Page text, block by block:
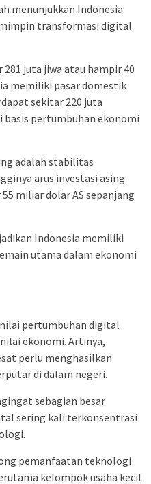
menunjukkan Indonesia
transformasi digital
juta jiwa atau hampir 40
memiliki pasar domestik
sekitar 220 juta
pertumbuhan ekonomi
adalah stabilitas
arus investasi asing
miliar dolar AS sepanjang
Indonesia memiliki
utama dalam ekonomi
pertumbuhan digital
ekonomi. Artinya,
perlu menghasilkan
di dalam negeri.
sebagian besar
sering kali terkonsentrasi
pemanfaatan teknologi
kelompok usaha kecil